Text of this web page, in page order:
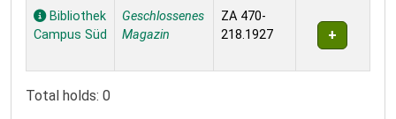
Holdings
Bibliothek
Campus Süd
Geschlossenes
Magazin
ZA 470-
218.1927
Total holds: 0